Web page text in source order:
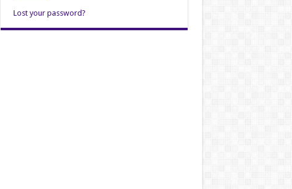
Lost your password?